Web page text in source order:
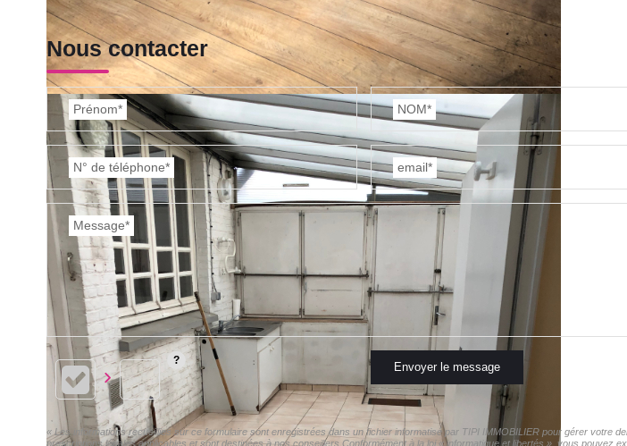
Nous contacter
Prénom* NOM*
N° de téléphone* email*
Message*
Envoyer le message
« Les informations recueillies sur ce formulaire sont enregistrées dans un fichier informatisé par TIPI IMMOBILIER pour gérer votre
prescriptions légales applicables et sont destinées à nos conseillers Conformément à la loi « informatique et libertés », vous